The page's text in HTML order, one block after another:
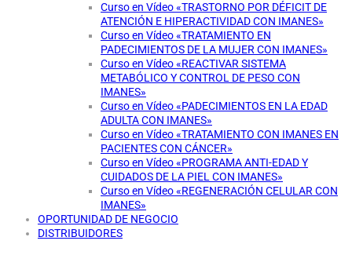
Curso en Vídeo «TRASTORNO POR DÉFICIT DE
ATENCIÓN E HIPERACTIVIDAD CON IMANES»
Curso en Vídeo «TRATAMIENTO EN
PADECIMIENTOS DE LA MUJER CON IMANES»
Curso en Vídeo «REACTIVAR SISTEMA
METABÓLICO Y CONTROL DE PESO CON
IMANES»
Curso en Vídeo «PADECIMIENTOS EN LA EDAD
ADULTA CON IMANES»
Curso en Vídeo «TRATAMIENTO CON IMANES EN
PACIENTES CON CÁNCER»
Curso en Vídeo «PROGRAMA ANTI-EDAD Y
CUIDADOS DE LA PIEL CON IMANES»
Curso en Vídeo «REGENERACIÓN CELULAR CON
IMANES»
OPORTUNIDAD DE NEGOCIO
DISTRIBUIDORES